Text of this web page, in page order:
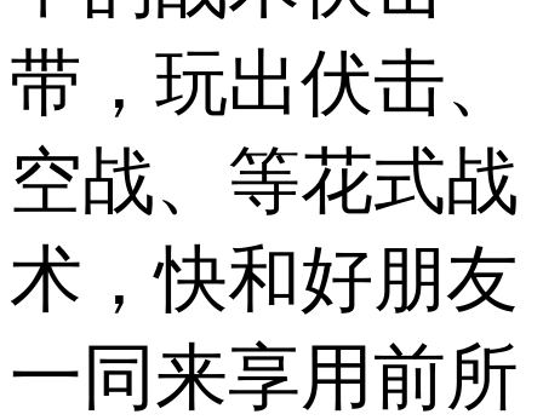
带，玩出伏击、
空战、等花式战
术，快和好朋友
一同来享用前所